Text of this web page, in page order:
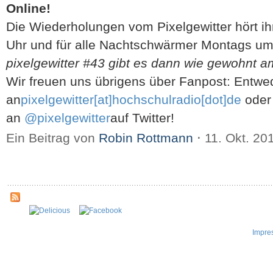
Online!
Die Wiederholungen vom Pixelgewitter hört
Uhr und für alle Nachtschwärmer Montags
pixelgewitter #43 gibt es dann wie gewohnt
Wir freuen uns übrigens über Fanpost:
anpixelgewitter[at]hochschulradio[dot]de
an @pixelgewitterauf Twitter!
Ein Beitrag von Robin Rottmann ⋅ 11. Okt.